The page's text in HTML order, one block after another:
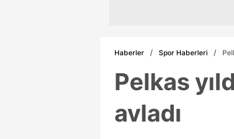
Haberler Spor Haberleri
Pelkas
avladı